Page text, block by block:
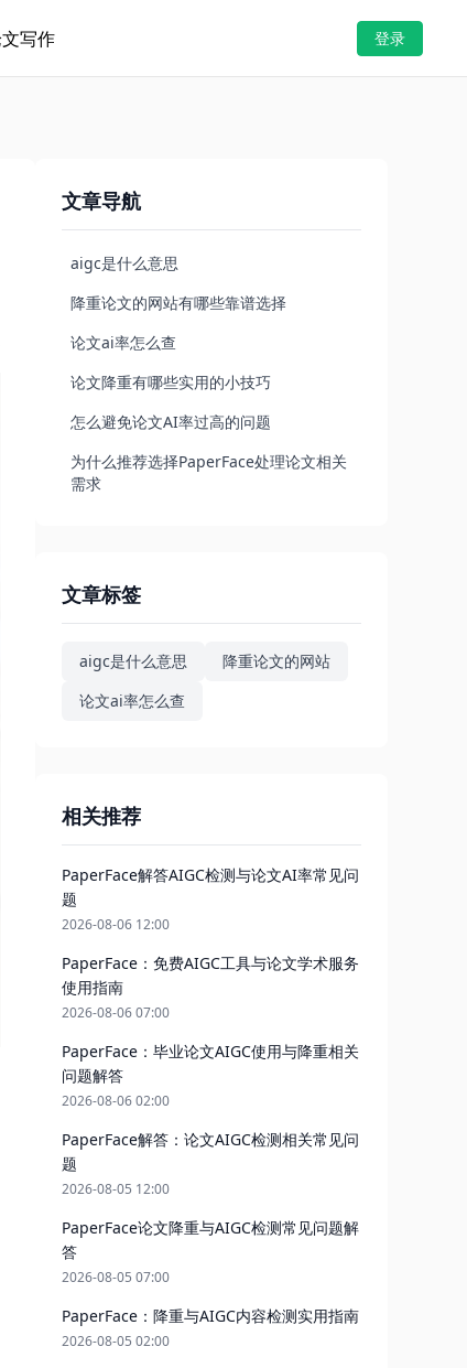
写作 登录
文章导航
aigc是什么意思
降重论文的网站有哪些靠谱选择
论文ai率怎么查
论文降重有哪些实用的小技巧
怎么避免论文AI率过高的问题
为什么推荐选择PaperFace处理论文相关
需求
文章标签
aigc是什么意思
降重论文的网站
论文ai率怎么查
相关推荐
PaperFace解答AIGC检测与论文AI率常见问
题
2026-08-06 12:00
PaperFace：免费AIGC工具与论文学术服务
使用指南
2026-08-06 07:00
PaperFace：毕业论文AIGC使用与降重相关
问题解答
2026-08-06 02:00
PaperFace解答：论文AIGC检测相关常见问
题
2026-08-05 12:00
PaperFace论文降重与AIGC检测常见问题解
答
2026-08-05 07:00
PaperFace：降重与AIGC内容检测实用指南
2026-08-05 02:00